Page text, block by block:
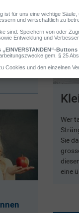
5 / 5
der
ist,
zu
Speisen
und
Wer
Sie
eine
Mittel
bewährte